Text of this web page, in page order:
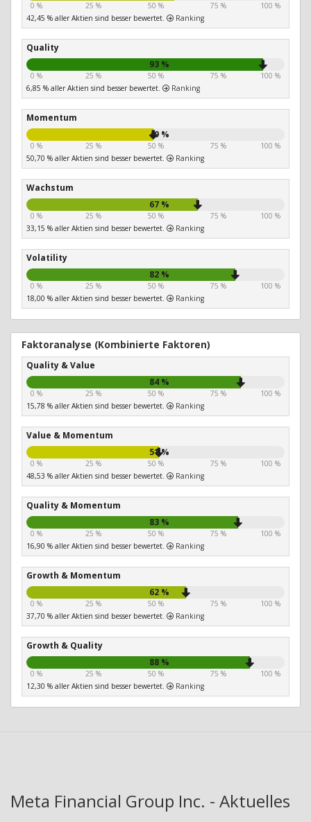
0 % 25 % 50 % 75 %
100 %
42,45 % aller Aktien sind besser bewertet.
Ranking
Quality
93 %
0 % 25 % 50 % 75 %
100 %
6,85 % aller Aktien sind besser bewertet.
Ranking
Momentum
49 %
0 % 25 % 50 % 75 %
100 %
50,70 % aller Aktien sind besser bewertet.
Ranking
Wachstum
67 %
0 % 25 % 50 % 75 %
100 %
33,15 % aller Aktien sind besser bewertet.
Ranking
Volatility
82 %
0 % 25 % 50 % 75 %
100 %
18,00 % aller Aktien sind besser bewertet.
Ranking
Faktoranalyse (Kombinierte Faktoren)
Quality & Value
84 %
0 % 25 % 50 % 75 %
100 %
15,78 % aller Aktien sind besser bewertet.
Ranking
Value & Momentum
51 %
0 % 25 % 50 % 75 %
100 %
48,53 % aller Aktien sind besser bewertet.
Ranking
Quality & Momentum
83 %
0 % 25 % 50 % 75 %
100 %
16,90 % aller Aktien sind besser bewertet.
Ranking
Growth & Momentum
62 %
0 % 25 % 50 % 75 %
100 %
37,70 % aller Aktien sind besser bewertet.
Ranking
Growth & Quality
88 %
0 % 25 % 50 % 75 %
100 %
12,30 % aller Aktien sind besser bewertet.
Ranking
Meta Financial Group Inc. - Aktuelles